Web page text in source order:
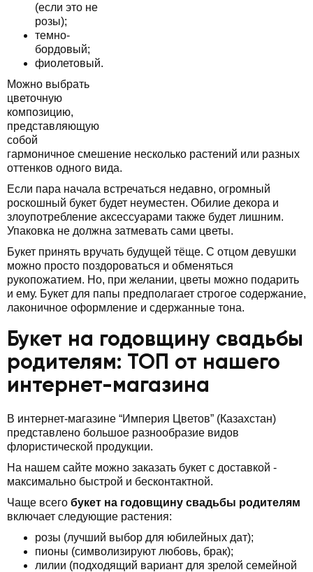
(если это не
розы);
темно-
бордовый;
фиолетовый.
Можно выбрать
цветочную
композицию,
представляющую
собой
гармоничное смешение несколько растений или разных
оттенков одного вида.
Если пара начала встречаться недавно, огромный
роскошный букет будет неуместен. Обилие декора и
злоупотребление аксессуарами также будет лишним.
Упаковка не должна затмевать сами цветы.
Букет принять вручать будущей тёще. С отцом девушки
можно просто поздороваться и обменяться
рукопожатием. Но, при желании, цветы можно подарить
и ему. Букет для папы предполагает строгое содержание,
лаконичное оформление и сдержанные тона.
Букет на годовщину свадьбы
родителям: ТОП от нашего
интернет-магазина
В интернет-магазине “Империя Цветов” (Казахстан)
представлено большое разнообразие видов
флористической продукции.
На нашем сайте можно заказать букет с доставкой -
максимально быстрой и бесконтактной.
Чаще всего букет на годовщину свадьбы родителям
включает следующие растения:
розы (лучший выбор для юбилейных дат);
пионы (символизируют любовь, брак);
лилии (подходящий вариант для зрелой семейной